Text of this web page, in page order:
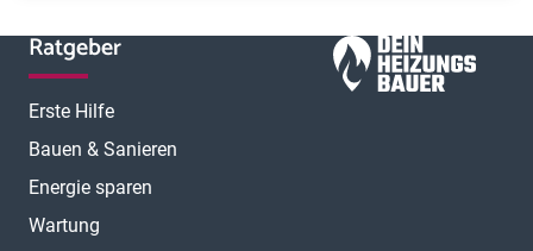
Ratgeber
Erste Hilfe
Bauen & Sanieren
Energie sparen
Wartung